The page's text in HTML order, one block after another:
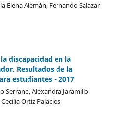
Elena Alemán, Fernando Salazar
discapacidad en la
Resultados de la
estudiantes - 2017
Serrano, Alexandra Jaramillo
Ortiz Palacios